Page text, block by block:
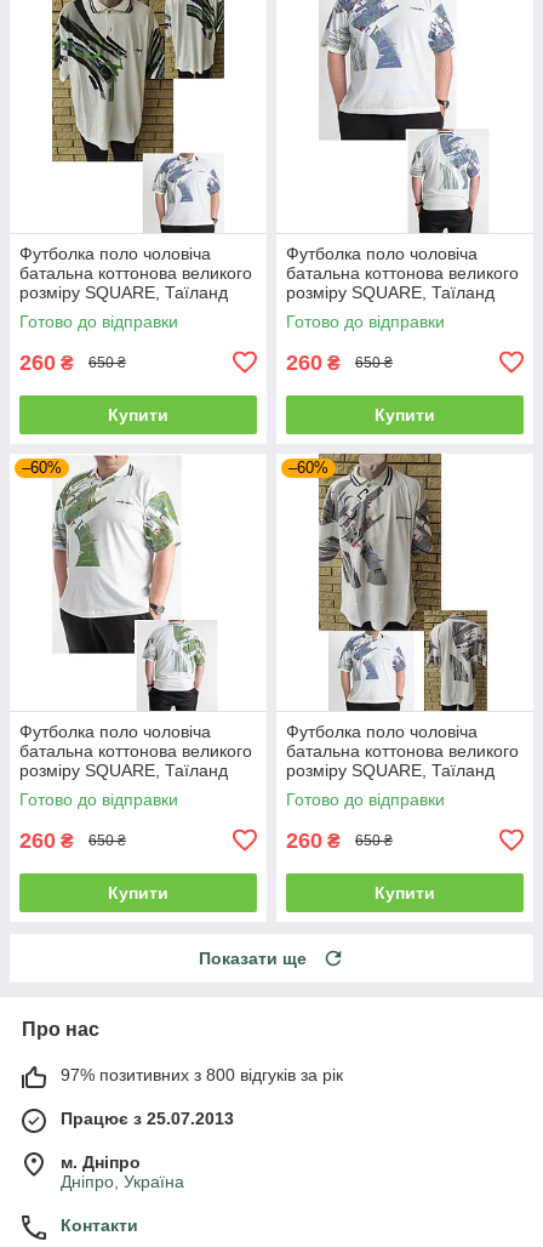
Футболка поло чоловіча
батальна коттонова великого
розміру SQUARE, Таїланд
Готово до відправки
260 ₴ 650 ₴
Купити
Футболка поло чоловіча
батальна коттонова великого
розміру SQUARE, Таїланд
Готово до відправки
260 ₴ 650 ₴
Купити
–60%
Футболка поло чоловіча
батальна коттонова великого
розміру SQUARE, Таїланд
Готово до відправки
260 ₴ 650 ₴
Купити
–60%
Футболка поло чоловіча
батальна коттонова великого
розміру SQUARE, Таїланд
Готово до відправки
260 ₴ 650 ₴
Купити
Показати ще
Про нас
97% позитивних з 800 відгуків за рік
Працює з 25.07.2013
м. Дніпро
Дніпро, Україна
Контакти